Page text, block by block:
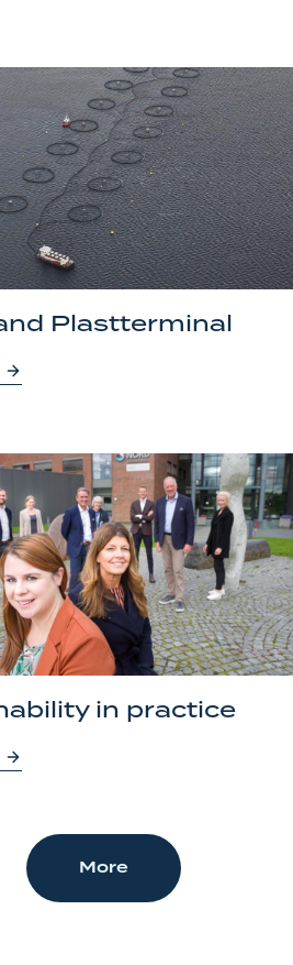
Plastterminal
in practice
More